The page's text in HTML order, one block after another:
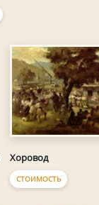
Хоровод
СТОИМОСТЬ